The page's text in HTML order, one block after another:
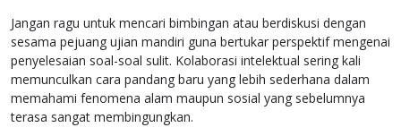
Jangan ragu untuk mencari bimbingan atau berdiskusi dengan
sesama pejuang ujian mandiri guna bertukar perspektif mengenai
penyelesaian soal-soal sulit. Kolaborasi intelektual sering kali
memunculkan cara pandang baru yang lebih sederhana dalam
memahami fenomena alam maupun sosial yang sebelumnya
terasa sangat membingungkan.